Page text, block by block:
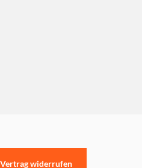
Vertrag widerrufen